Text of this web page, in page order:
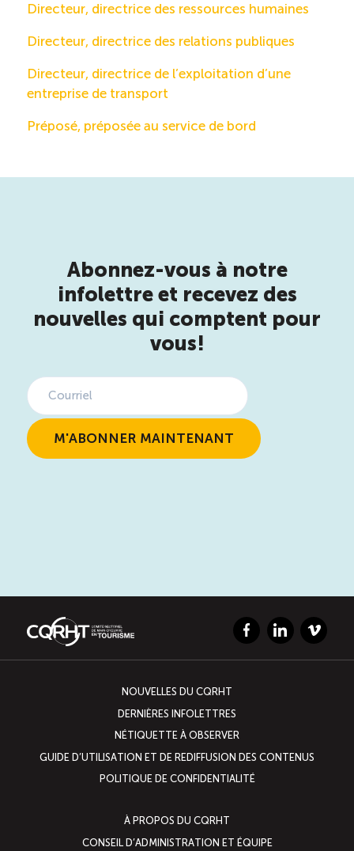
Directeur, directrice des ressources humaines
Directeur, directrice des relations publiques
Directeur, directrice de l’exploitation d’une
entreprise de transport
Préposé, préposée au service de bord
Abonnez-vous à notre
infolettre et recevez des
nouvelles qui comptent pour
vous!
FacebookLinkedInVimeo
NOUVELLES DU CQRHT
DERNIÈRES INFOLETTRES
NÉTIQUETTE À OBSERVER
GUIDE D’UTILISATION ET DE REDIFFUSION DES CONTENUS
POLITIQUE DE CONFIDENTIALITÉ
À PROPOS DU CQRHT
CONSEIL D’ADMINISTRATION ET ÉQUIPE